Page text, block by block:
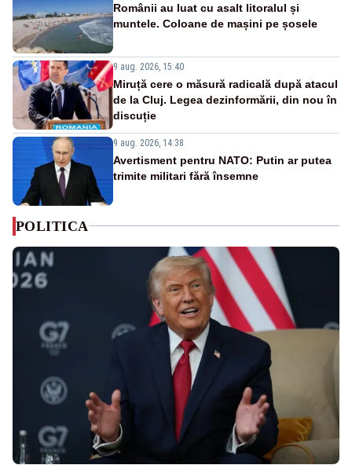
Românii au luat cu asalt litoralul și
muntele. Coloane de mașini pe șosele
9 aug. 2026, 15:40
Miruță cere o măsură radicală după atacul
de la Cluj. Legea dezinformării, din nou în
discuție
9 aug. 2026, 14:38
Avertisment pentru NATO: Putin ar putea
trimite militari fără însemne
POLITICA